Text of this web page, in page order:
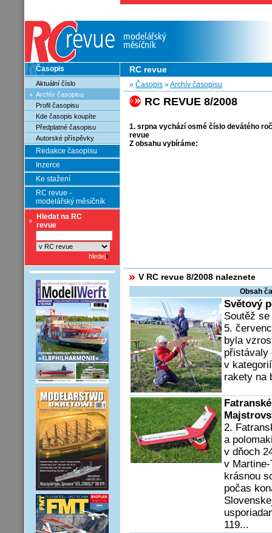
Časopis
Aktuální číslo
Archív časopisu
Profil časopisu
Kde časopis koupíte
Předplatné časopisu
Autorské příspěvky
Redakce časopisu
Inzerce
Ke stažení
RC revue -
modelářský měsíčník
Hledat na RC
revue
RC revue
» Časopis »Archív časopisu
RC REVUE 8/2008
1. srpna vychází osmé číslo devátého
revue
Z obsahu vybíráme:
V RC revue 8/2008 naleznete
Obsah
Světový
Soutěž
5.
byla
přistávaly
v
rakety na
2.
a
v dňoch
v Martine-
krásnou
počas
119...